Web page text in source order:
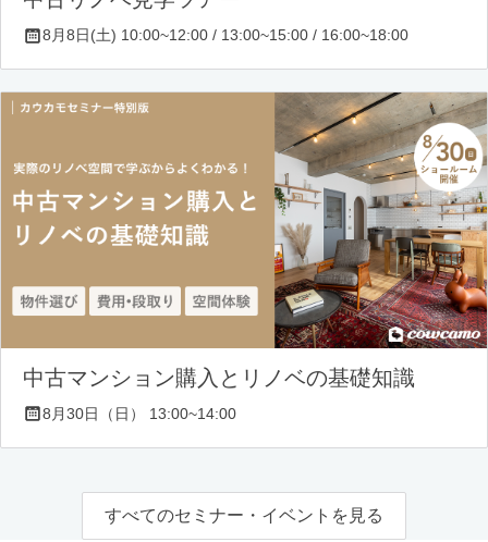
8月8日(土) 10:00~12:00 / 13:00~15:00 / 16:00~18:00
中古マンション購入とリノベの基礎知識
8月30日（日） 13:00~14:00
すべてのセミナー・イベントを見る